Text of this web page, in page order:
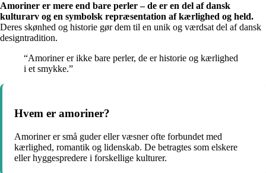
Amoriner er mere end bare perler – de er en del af dansk
kulturarv og en symbolsk repræsentation af kærlighed og held.
Deres skønhed og historie gør dem til en unik og værdsat del af dansk
designtradition.
“Amoriner er ikke bare perler, de er historie og kærlighed
i et smykke.”
Hvem er amoriner?
Amoriner er små guder eller væsner ofte forbundet med
kærlighed, romantik og lidenskab. De betragtes som elskere
eller hyggespredere i forskellige kulturer.